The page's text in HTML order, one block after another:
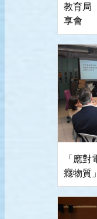
教育局
享會
「應
癮物質